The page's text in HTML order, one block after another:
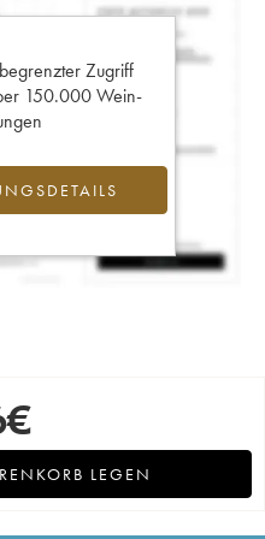
Zugriff
150.000 Wein-
€
LEGEN